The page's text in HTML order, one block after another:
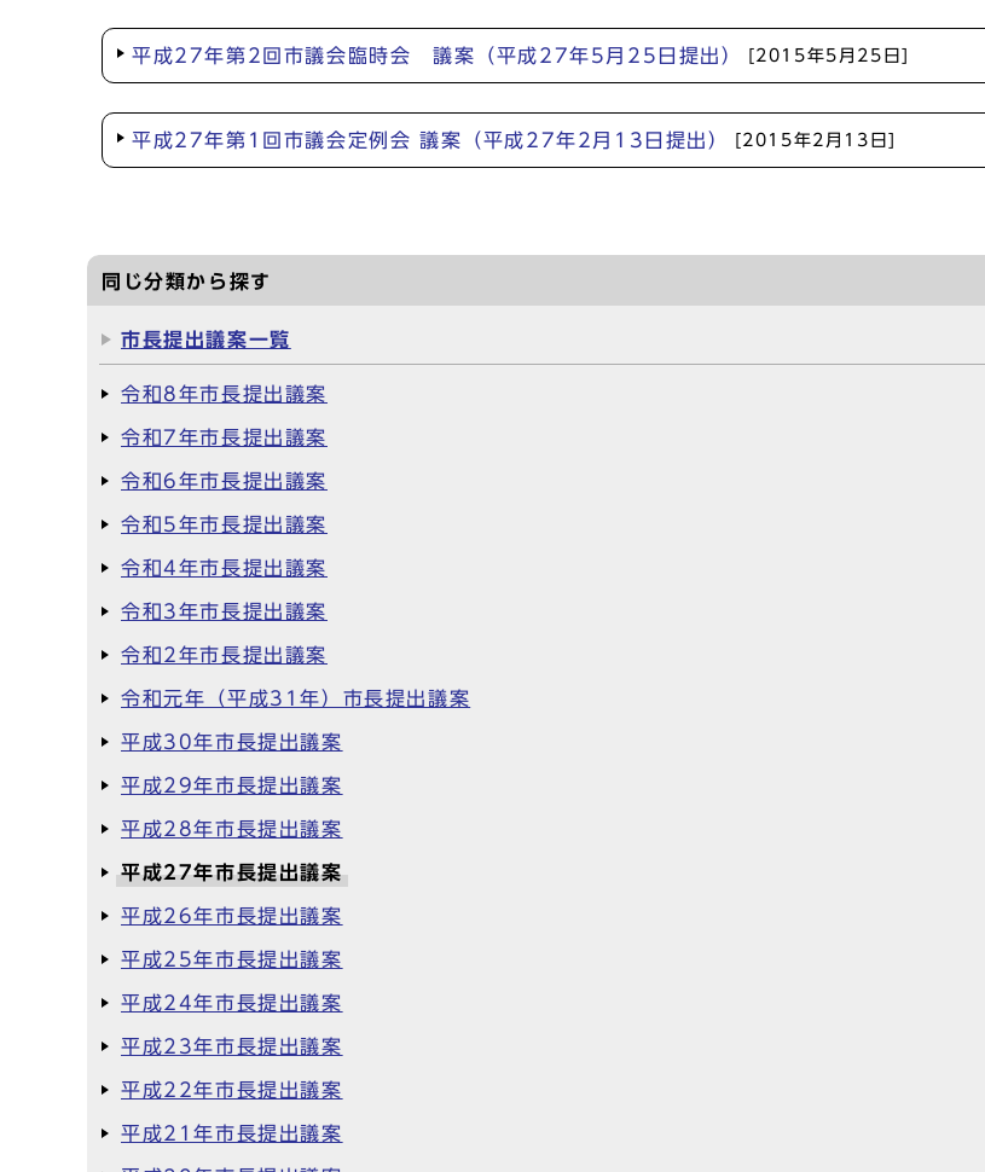
平成27年第2回市議会臨時会 議案（平成27年5月25日提出） [2015年5月25日]
平成27年第1回市議会定例会 議案（平成27年2月13日提出） [2015年2月13日]
同じ分類から探す
市長提出議案一覧
令和8年市長提出議案
令和7年市長提出議案
令和6年市長提出議案
令和5年市長提出議案
令和4年市長提出議案
令和3年市長提出議案
令和2年市長提出議案
令和元年（平成31年）市長提出議案
平成30年市長提出議案
平成29年市長提出議案
平成28年市長提出議案
平成27年市長提出議案
平成26年市長提出議案
平成25年市長提出議案
平成24年市長提出議案
平成23年市長提出議案
平成22年市長提出議案
平成21年市長提出議案